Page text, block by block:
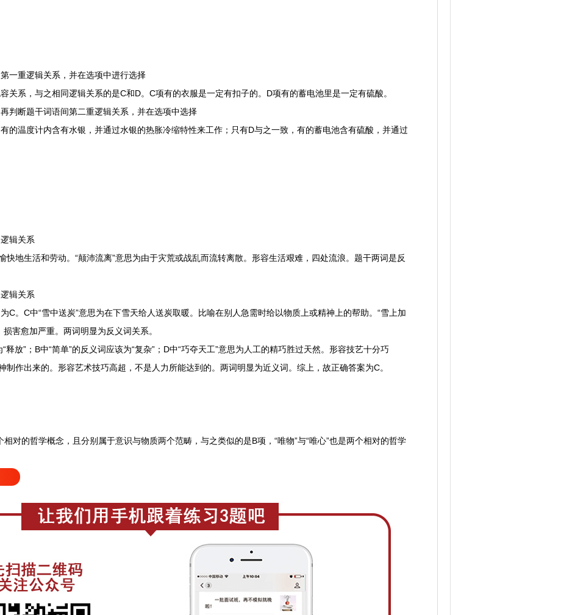
重逻辑关系，并在选项中进行选择
系，与之相同逻辑关系的是C和D。C项有的衣服是一定有扣子的。D项有的蓄电池里是一定有硫酸。
断题干词语间第二重逻辑关系，并在选项中选择
温度计内含有水银，并通过水银的热胀冷缩特性来工作；只有D与之一致，有的蓄电池含有硫酸，并通过
辑关系
地生活和劳动。“颠沛流离”意思为由于灾荒或战乱而流转离散。形容生活艰难，四处流浪。题干两词是反
辑关系
。C中“雪中送炭”意思为在下雪天给人送炭取暖。比喻在别人急需时给以物质上或精神上的帮助。“雪上加
害愈加严重。两词明显为反义词关系。
放”；B中“简单”的反义词应该为“复杂”；D中“巧夺天工”意思为人工的精巧胜过天然。形容技艺十分巧
制作出来的。形容艺术技巧高超，不是人力所能达到的。两词明显为近义词。综上，故正确答案为C。
对的哲学概念，且分别属于意识与物质两个范畴，与之类似的是B项，“唯物”与“唯心”也是两个相对的哲学